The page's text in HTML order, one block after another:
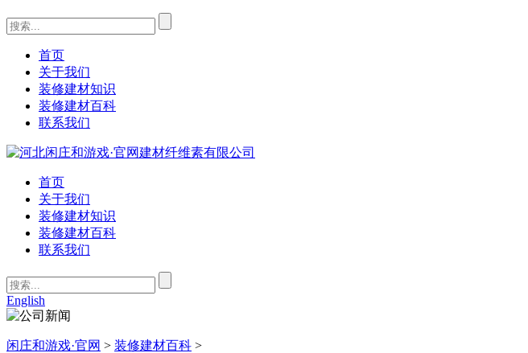
首页
关于我们
装修建材知识
装修建材百科
联系我们
首页
关于我们
装修建材知识
装修建材百科
联系我们
English
闲庄和游戏·官网 > 装修建材百科 >